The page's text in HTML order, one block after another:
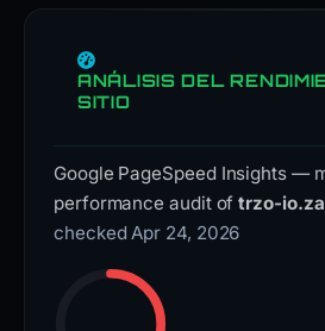
ANÁLISIS DEL
SITIO
Google PageSpeed Insights —
performance audit oftrzo-
checked Apr 24, 2026